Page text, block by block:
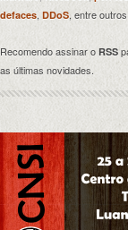
defaces, DDoS, entre outros.
Recomendo assinar o RSS
as últimas novidades.